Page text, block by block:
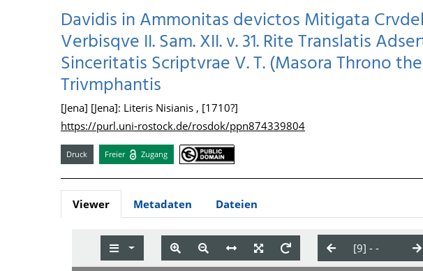
Davidis in Ammonitas devictos Mitigata
Verbisqve II. Sam. XII. v. 31. Rite Translatis
Sinceritatis Scriptvrae V. T. (Masora Throno
Trivmphantis
[Jena] [Jena]: Literis Nisianis , [1710?]
https://purl.uni-rostock.de/rosdok/ppn874339804
Druck Freier Zugang
Viewer Metadaten Dateien